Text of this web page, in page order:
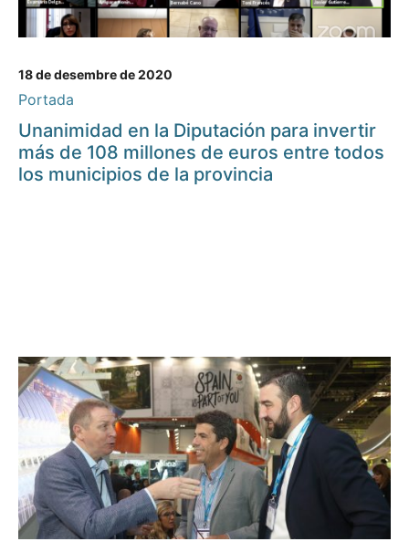
18 de desembre de 2020
Portada
Unanimidad en la Diputación para invertir
más de 108 millones de euros entre todos
los municipios de la provincia